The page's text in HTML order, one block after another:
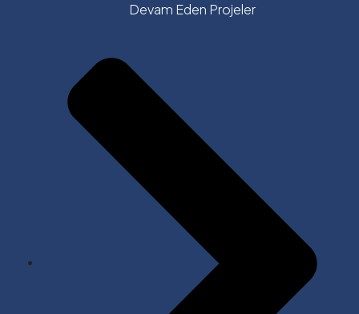
Devam Eden Projeler